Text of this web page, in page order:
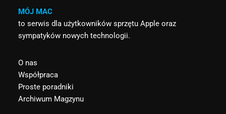
MÓJ MAC
to serwis dla użytkowników sprzętu Apple oraz
sympatyków nowych technologii.
O nas
Współpraca
Proste poradniki
Archiwum Magzynu